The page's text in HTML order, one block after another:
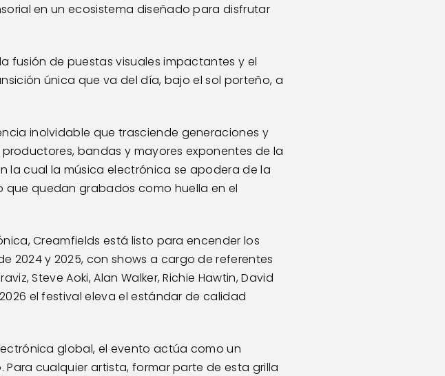
en un ecosistema diseñado para disfrutar
fusión de puestas visuales impactantes y el
única que va del día, bajo el sol porteño, a
inolvidable que trasciende generaciones y
bandas y mayores exponentes de la
la cual la música electrónica se apodera de la
quedan grabados como huella en el
Creamfields está listo para encender los
2024 y 2025, con shows a cargo de referentes
Steve Aoki, Alan Walker, Richie Hawtin, David
el festival eleva el estándar de calidad
global, el evento actúa como un
cualquier artista, formar parte de esta grilla